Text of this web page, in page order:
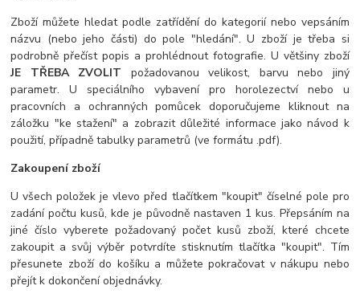
Zboží můžete hledat podle zatřídění do kategorií nebo vepsáním
názvu (nebo jeho části) do pole "hledání". U zboží je třeba si
podrobně přečíst popis a prohlédnout fotografie. U většiny zboží
JE TŘEBA ZVOLIT požadovanou velikost, barvu nebo jiný
parametr. U speciálního vybavení pro horolezectví nebo u
pracovních a ochranných pomůcek doporučujeme kliknout na
záložku "ke stažení" a zobrazit důležité informace jako návod k
použití, případně tabulky parametrů (ve formátu .pdf).
Zakoupení zboží
U všech položek je vlevo před tlačítkem "koupit" číselné pole pro
zadání počtu kusů, kde je původně nastaven 1 kus. Přepsáním na
jiné číslo vyberete požadovaný počet kusů zboží, které chcete
zakoupit a svůj výběr potvrdíte stisknutím tlačítka "koupit". Tím
přesunete zboží do košíku a můžete pokračovat v nákupu nebo
přejít k dokončení objednávky.